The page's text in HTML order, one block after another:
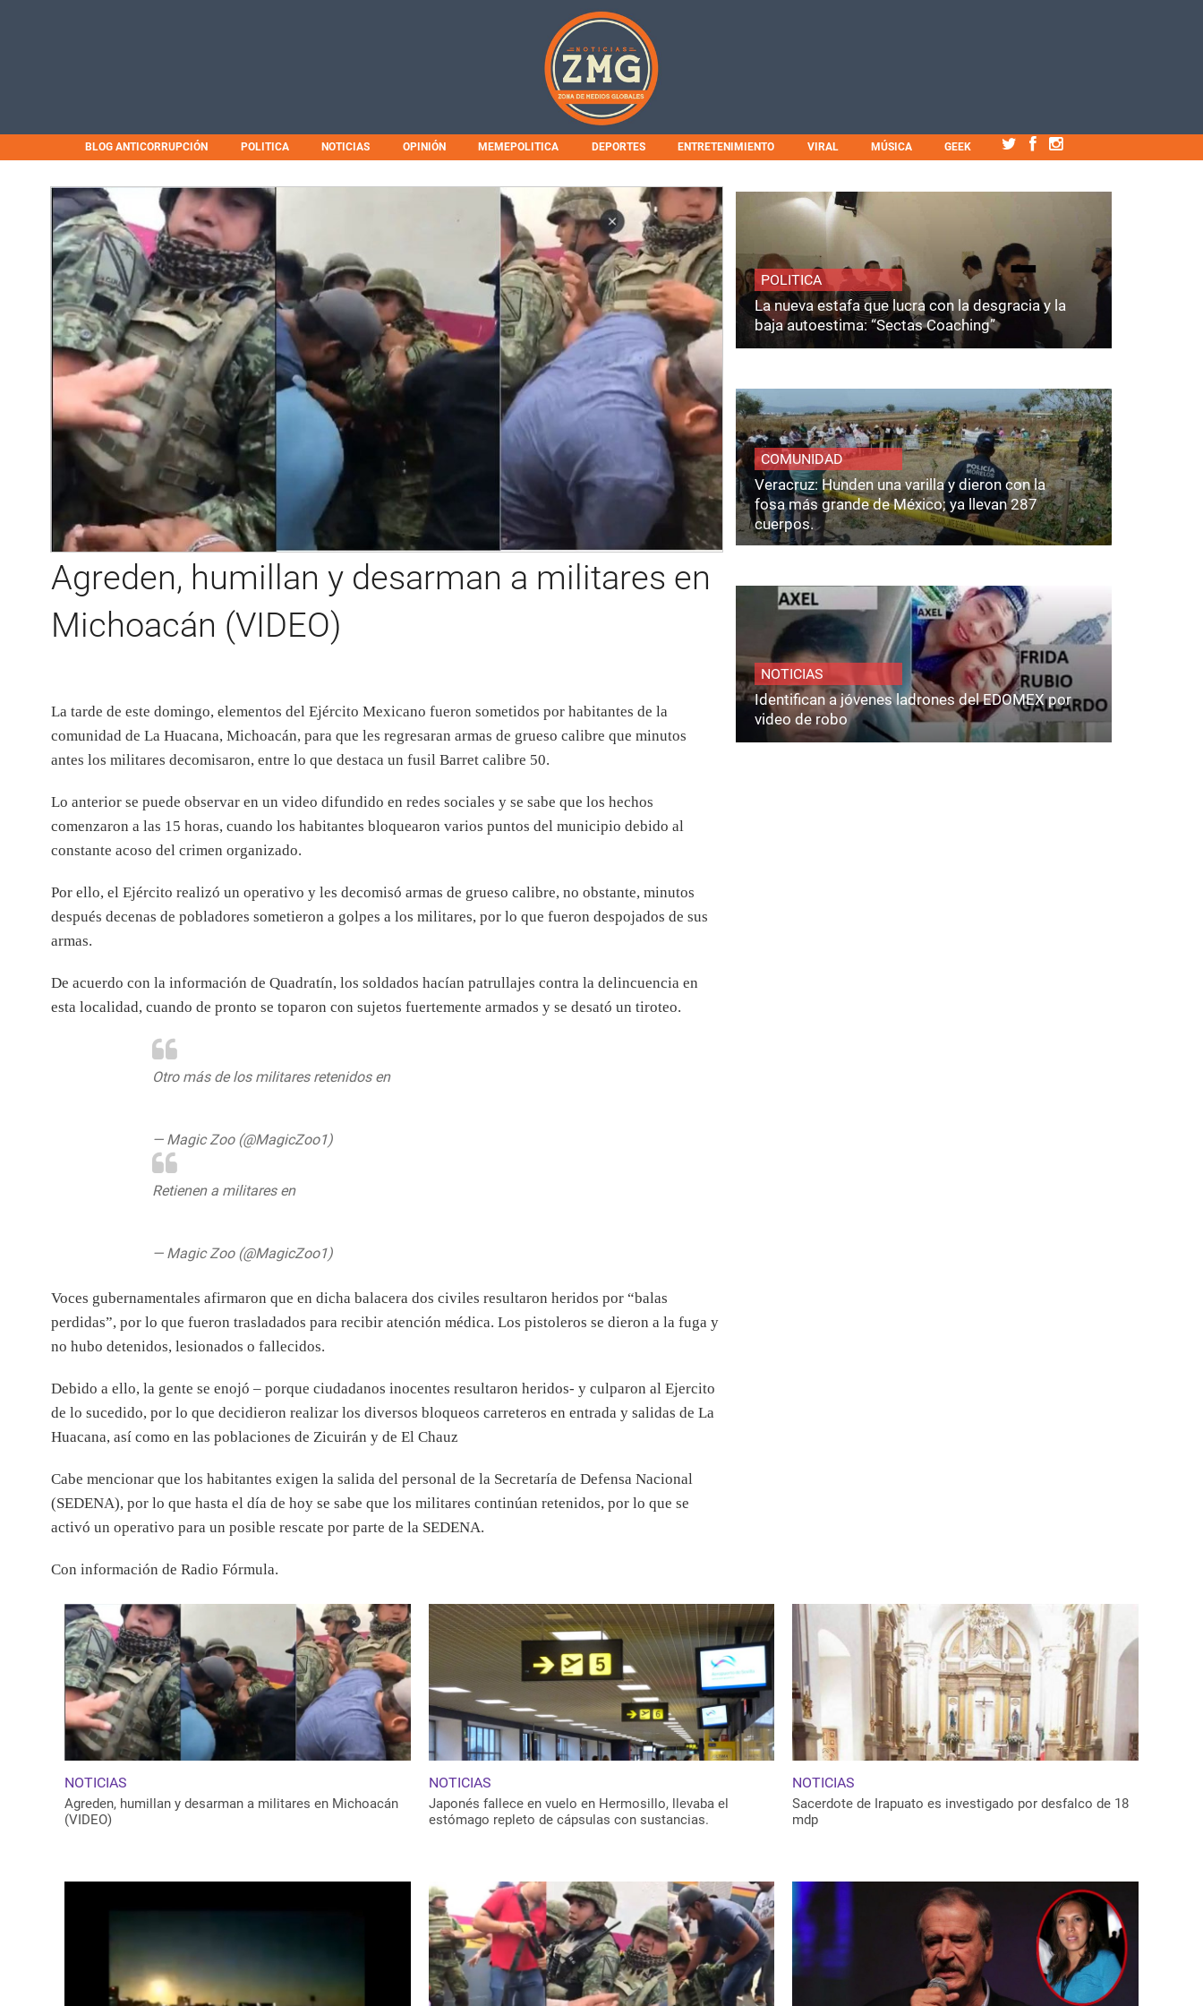
BLOG ANTICORRUPCIÓN POLITICA NOTICIAS OPINIÓN MEMEPOLITICA DEPORTES ENTRETENIMIENTO VIRAL MÚSICA GEEK
Agreden, humillan y desarman a militares en
Michoacán (VIDEO)
La tarde de este domingo, elementos del Ejército Mexicano fueron sometidos por habitantes de la
comunidad de La Huacana, Michoacán, para que les regresaran armas de grueso calibre que minutos
antes los militares decomisaron, entre lo que destaca un fusil Barret calibre 50.
Lo anterior se puede observar en un video difundido en redes sociales y se sabe que los hechos
comenzaron a las 15 horas, cuando los habitantes bloquearon varios puntos del municipio debido al
constante acoso del crimen organizado.
Por ello, el Ejército realizó un operativo y les decomisó armas de grueso calibre, no obstante, minutos
después decenas de pobladores sometieron a golpes a los militares, por lo que fueron despojados de sus
armas.
De acuerdo con la información de Quadratín, los soldados hacían patrullajes contra la delincuencia en
esta localidad, cuando de pronto se toparon con sujetos fuertemente armados y se desató un tiroteo.
Otro más de los militares retenidos en
— Magic Zoo (@MagicZoo1)
Retienen a militares en
— Magic Zoo (@MagicZoo1)
Voces gubernamentales afirmaron que en dicha balacera dos civiles resultaron heridos por “balas
perdidas”, por lo que fueron trasladados para recibir atención médica. Los pistoleros se dieron a la fuga y
no hubo detenidos, lesionados o fallecidos.
Debido a ello, la gente se enojó – porque ciudadanos inocentes resultaron heridos- y culparon al Ejercito
de lo sucedido, por lo que decidieron realizar los diversos bloqueos carreteros en entrada y salidas de La
Huacana, así como en las poblaciones de Zicuirán y de El Chauz
Cabe mencionar que los habitantes exigen la salida del personal de la Secretaría de Defensa Nacional
(SEDENA), por lo que hasta el día de hoy se sabe que los militares continúan retenidos, por lo que se
activó un operativo para un posible rescate por parte de la SEDENA.
Con información de Radio Fórmula.
POLITICA
La nueva estafa que lucra con la desgracia y la
baja autoestima: “Sectas Coaching”
COMUNIDAD
Veracruz: Hunden una varilla y dieron con la
fosa más grande de México; ya llevan 287
cuerpos.
NOTICIAS
Identifican a jóvenes ladrones del EDOMEX por
video de robo
NOTICIAS
Agreden, humillan y desarman a militares en Michoacán
(VIDEO)
NOTICIAS
Japonés fallece en vuelo en Hermosillo, llevaba el
estómago repleto de cápsulas con sustancias.
NOTICIAS
Sacerdote de Irapuato es investigado por desfalco de 18
mdp